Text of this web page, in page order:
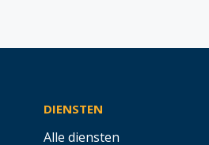
DIENSTEN
Alle diensten